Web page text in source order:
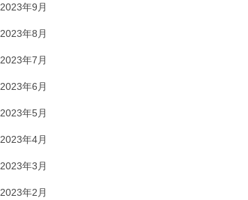
2023年9月
2023年8月
2023年7月
2023年6月
2023年5月
2023年4月
2023年3月
2023年2月